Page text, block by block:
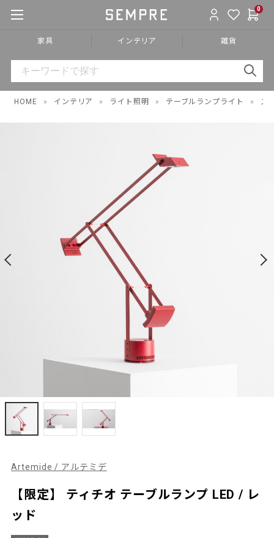
0
家具 インテリア 雑貨
HOME » インテリア » ライト照明 » テーブルランプライト » ス
Artemide / アルテミデ
【限定】 ティチオ テーブルランプ LED / レ
ッド